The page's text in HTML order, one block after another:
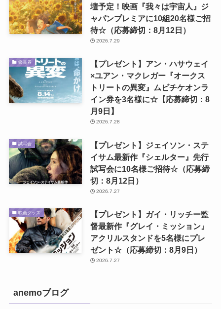
壇予定！映画『我々は宇宙人』ジ
ャパンプレミアに10組20名様ご招
待☆（応募締切：8月12日）
2026.7.29
鑑賞券
【プレゼント】アン・ハサウェイ
×ユアン・マクレガー『オークス
トリートの異変』ムビチケオンラ
イン券を3名様に☆【応募締切：8
月9日】
2026.7.28
試写会
【プレゼント】ジェイソン・ステ
イサム最新作『シェルター』先行
試写会に10名様ご招待☆（応募締
切：8月12日）
2026.7.27
映画グッズ
【プレゼント】ガイ・リッチー監
督最新作『グレイ・ミッション』
アクリルスタンドを5名様にプレ
ゼント☆（応募締切：8月9日）
2026.7.27
anemoブログ